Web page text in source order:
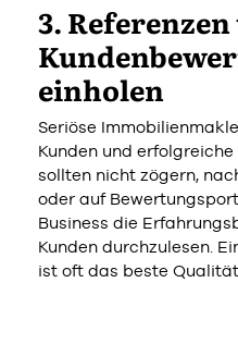
3.
einholen
Seriöse
Kunden und erfolgreiche
sollten nicht zögern,
oder auf
Business die
Kunden durchzulesen.
ist oft das beste